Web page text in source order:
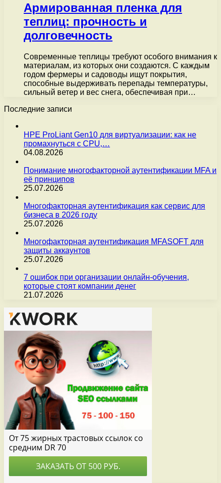
Армированная пленка для
теплиц: прочность и
долговечность
Современные теплицы требуют особого внимания к
материалам, из которых они создаются. С каждым
годом фермеры и садоводы ищут покрытия,
способные выдерживать перепады температуры,
сильный ветер и вес снега, обеспечивая при…
Последние записи
HPE ProLiant Gen10 для виртуализации: как не
промахнуться с CPU,…
04.08.2026
Понимание многофакторной аутентификации MFA и
её принципов
25.07.2026
Многофакторная аутентификация как сервис для
бизнеса в 2026 году
25.07.2026
Многофакторная аутентификация MFASOFT для
защиты аккаунтов
25.07.2026
7 ошибок при организации онлайн-обучения,
которые стоят компании денег
21.07.2026